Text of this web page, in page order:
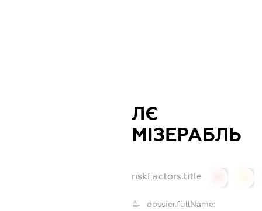
ЛЄ
МІЗЕРАБЛЬ
riskFactors.title
dossier.fullName: